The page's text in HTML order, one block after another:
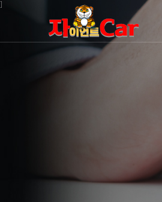
주메뉴 바로가기
컨텐츠 바로가기
]